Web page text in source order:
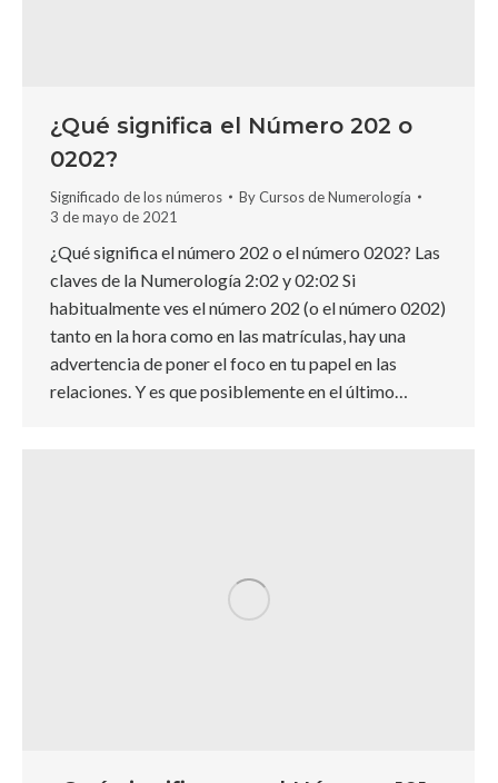
¿Qué significa el Número 202 o
0202?
Significado de los números ByCursos de Numerología
3 de mayo de 2021
¿Qué significa el número 202 o el número 0202? Las
claves de la Numerología 2:02 y 02:02 Si
habitualmente ves el número 202 (o el número 0202)
tanto en la hora como en las matrículas, hay una
advertencia de poner el foco en tu papel en las
relaciones. Y es que posiblemente en el último…